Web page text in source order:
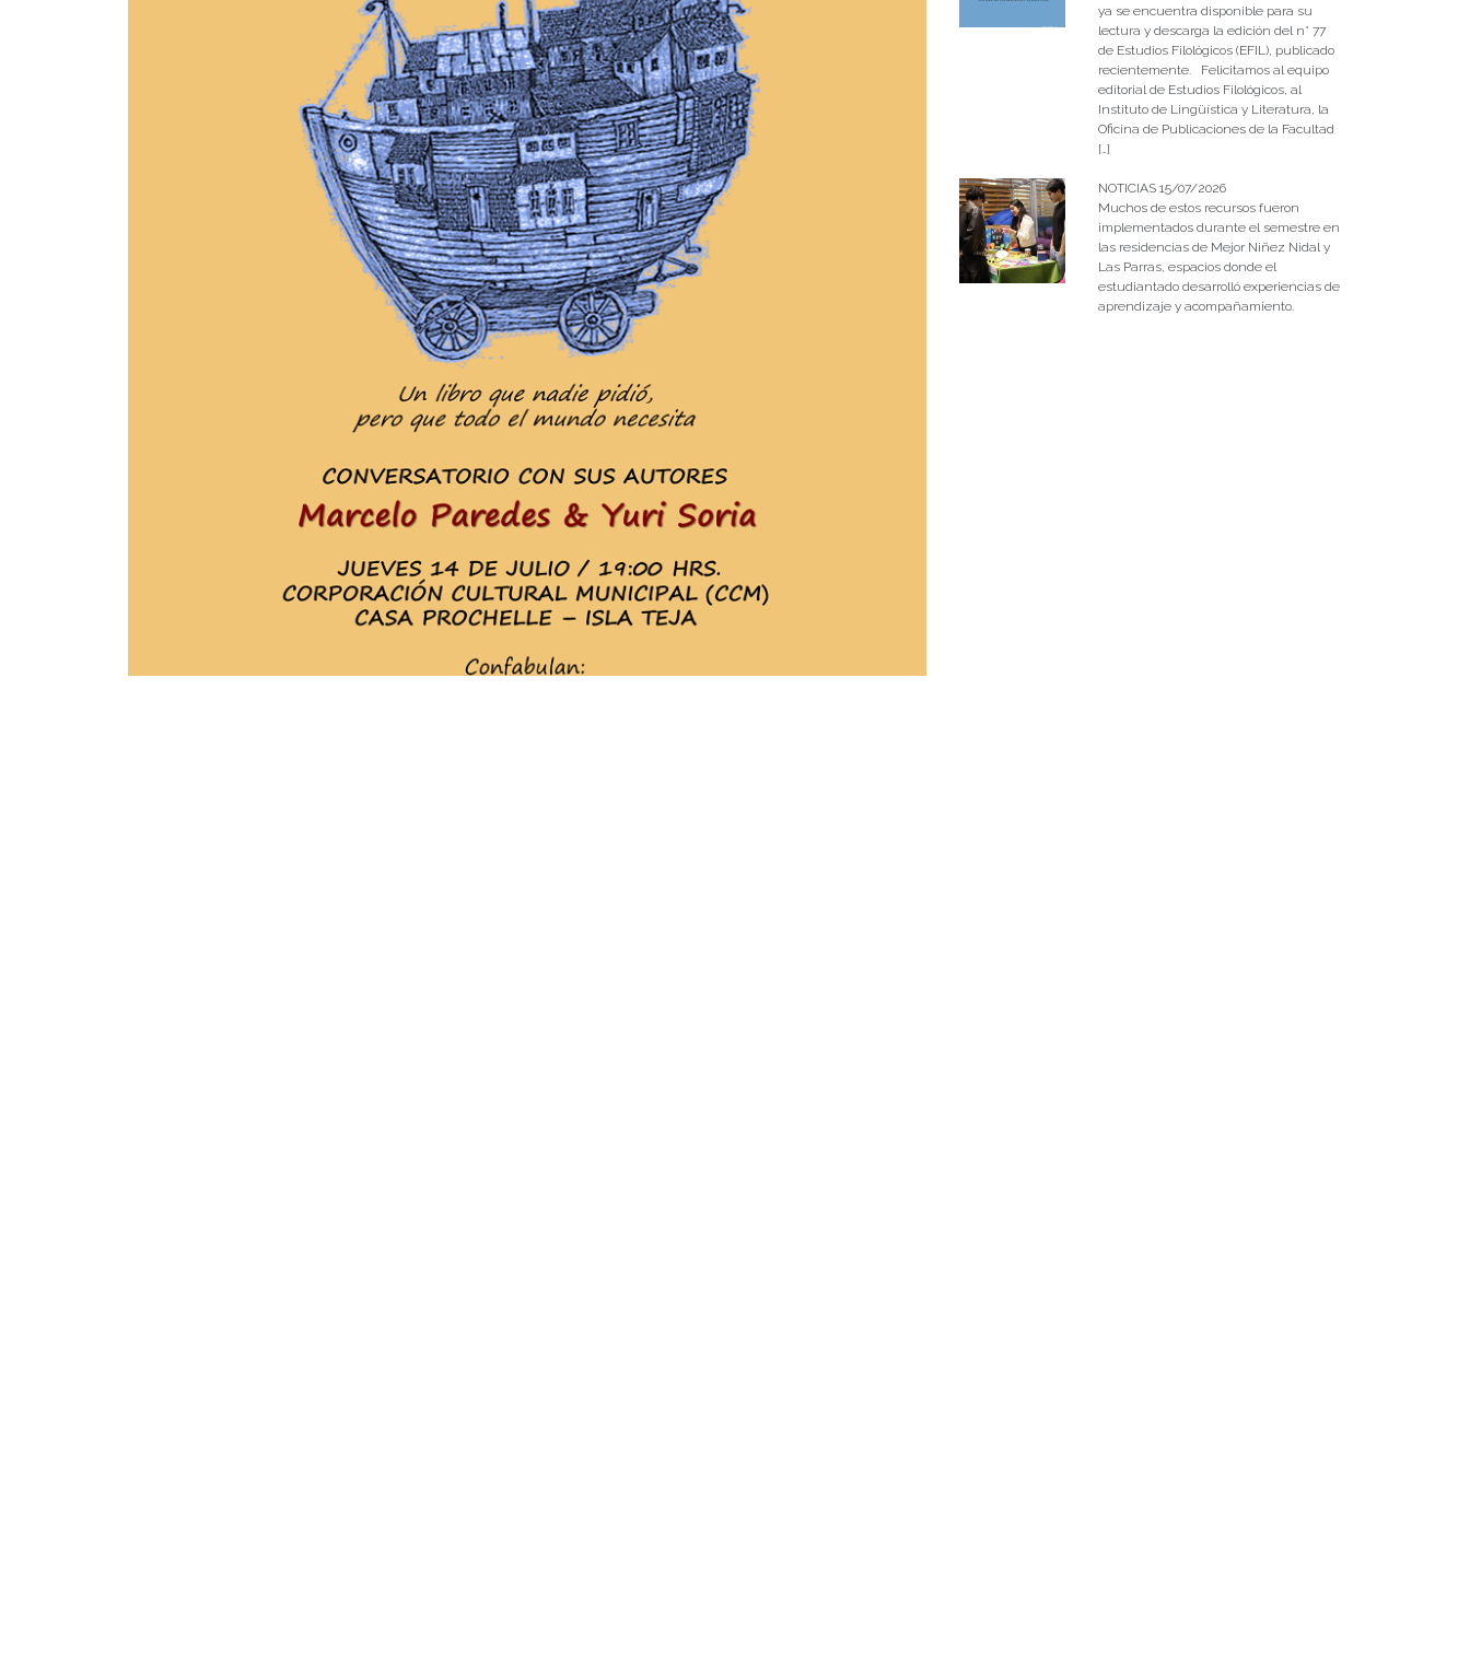
ya se encuentra disponible para su
lectura y descarga la edición del n° 77
de Estudios Filológicos (EFIL), publicado
recientemente. Felicitamos al equipo
editorial de Estudios Filológicos, al
Instituto de Lingüística y Literatura, la
Oficina de Publicaciones de la Facultad
[…]
NOTICIAS 15/07/2026
Muchos de estos recursos fueron
implementados durante el semestre en
las residencias de Mejor Niñez Nidal y
Las Parras, espacios donde el
estudiantado desarrolló experiencias de
aprendizaje y acompañamiento.